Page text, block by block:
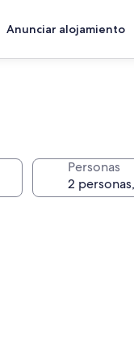
Anunciar alojamiento
Personas